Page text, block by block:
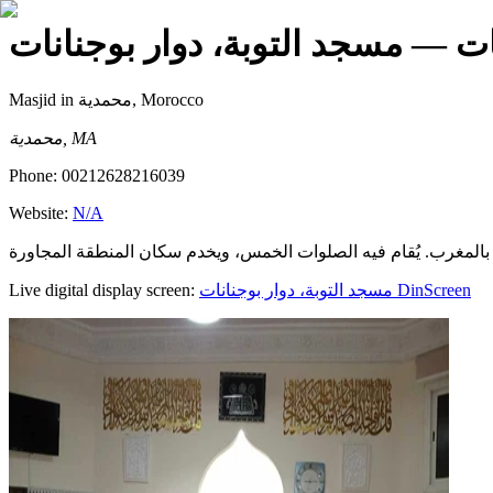
— مسجد التوبة، دوار بوجنانات
Masjid in محمدية, Morocco
محمدية, MA
Phone: 00212628216039
Website: N/A
Live digital display screen: مسجد التوبة، دوار بوجنانات DinScreen